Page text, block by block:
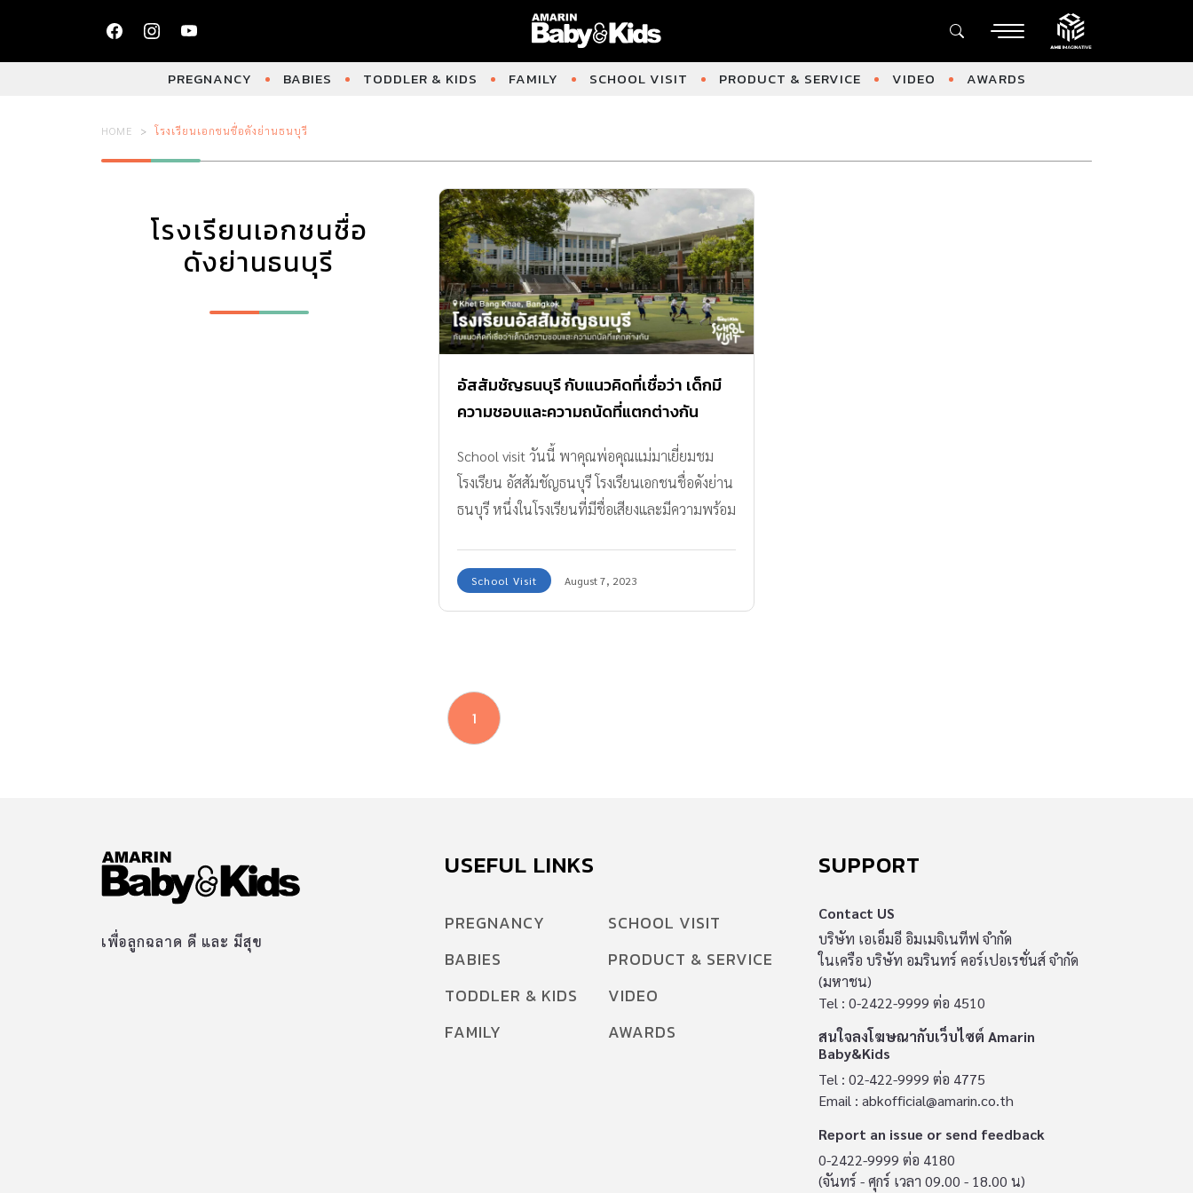
PREGNANCY BABIES TODDLER & KIDS FAMILY SCHOOL VISIT PRODUCT & SERVICE VIDEO AWARDS
HOME โรงเรียนเอกชนชื่อดังย่านธนบุรี
โรงเรียนเอกชนชื่อ
ดังย่านธนบุรี
อัสสัมชัญธนบุรี กับแนวคิดที่เชื่อว่า เด็กมี
ความชอบและความถนัดที่แตกต่างกัน
School visit วันนี้ พาคุณพ่อคุณแม่มาเยี่ยมชม
โรงเรียน อัสสัมชัญธนบุรี โรงเรียนเอกชนชื่อดังย่าน
ธนบุรี หนึ่งในโรงเรียนที่มีชื่อเสียงและมีความพร้อม
School Visit August 7, 2023
1
เพื่อลูกฉลาด ดี และ มีสุข
USEFUL LINKS
PREGNANCY
BABIES
TODDLER & KIDS
FAMILY
SCHOOL VISIT
PRODUCT & SERVICE
VIDEO
AWARDS
SUPPORT
Contact US
บริษัท เอเอ็มอี อิมเมจิเนทีฟ จำกัด
ในเครือ บริษัท อมรินทร์ คอร์เปอเรชั่นส์ จำกัด
(มหาชน)
Tel : 0-2422-9999 ต่อ 4510
สนใจลงโฆษณากับเว็บไซต์ Amarin
Baby&Kids
Tel : 02-422-9999 ต่อ 4775
Email : abkofficial@amarin.co.th
Report an issue or send feedback
0-2422-9999 ต่อ 4180
(จันทร์ - ศุกร์ เวลา 09.00 - 18.00 น)